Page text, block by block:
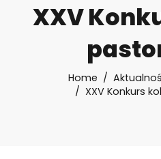
XXV
Home
XXV Konkurs